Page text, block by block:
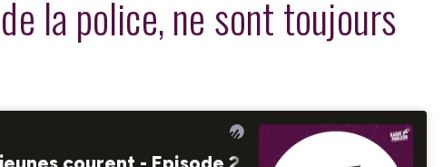
la police, ne sont toujours